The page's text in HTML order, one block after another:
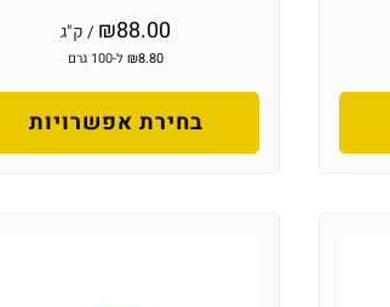
₪88.00 / ק"ג
₪8.80 ל-100 גרם
בחירת אפשרויות